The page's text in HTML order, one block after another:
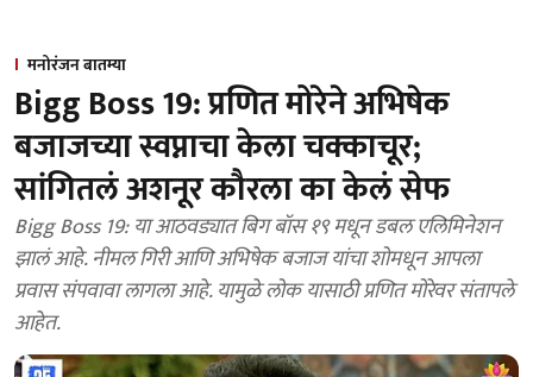
मनोरंजन बातम्या
Bigg Boss 19: प्रणित मोरेने अभिषेक
बजाजच्या स्वप्नाचा केला चक्काचूर;
सांगितलं अशनूर कौरला का केलं सेफ
Bigg Boss 19: या आठवड्यात बिग बॉस १९ मधून डबल एलिमिनेशन
झालं आहे. नीमल गिरी आणि अभिषेक बजाज यांचा शोमधून आपला
प्रवास संपवावा लागला आहे. यामुळे लोक यासाठी प्रणित मोरेवर संतापले
आहेत.